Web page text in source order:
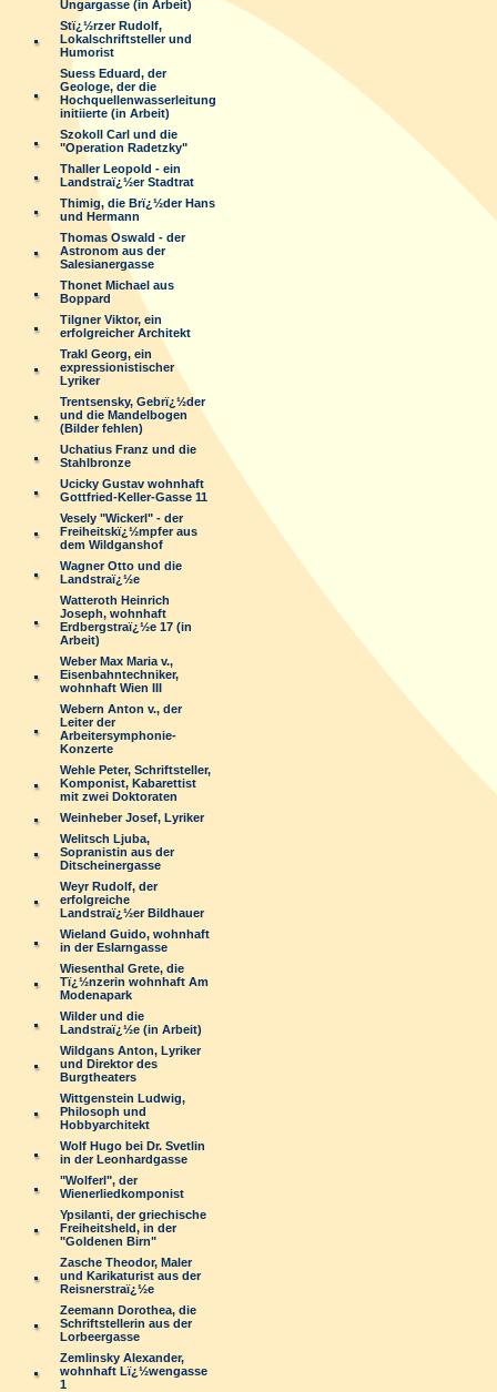
Ungargasse (in Arbeit)
Stï¿½rzer Rudolf,
Lokalschriftsteller und
Humorist
Suess Eduard, der
Geologe, der die
Hochquellenwasserleitung
initiierte (in Arbeit)
Szokoll Carl und die
"Operation Radetzky"
Thaller Leopold - ein
Landstraï¿½er Stadtrat
Thimig, die Brï¿½der Hans
und Hermann
Thomas Oswald - der
Astronom aus der
Salesianergasse
Thonet Michael aus
Boppard
Tilgner Viktor, ein
erfolgreicher Architekt
Trakl Georg, ein
expressionistischer
Lyriker
Trentsensky, Gebrï¿½der
und die Mandelbogen
(Bilder fehlen)
Uchatius Franz und die
Stahlbronze
Ucicky Gustav wohnhaft
Gottfried-Keller-Gasse 11
Vesely "Wickerl" - der
Freiheitskï¿½mpfer aus
dem Wildganshof
Wagner Otto und die
Landstraï¿½e
Watteroth Heinrich
Joseph, wohnhaft
Erdbergstraï¿½e 17 (in
Arbeit)
Weber Max Maria v.,
Eisenbahntechniker,
wohnhaft Wien III
Webern Anton v., der
Leiter der
Arbeitersymphonie-
Konzerte
Wehle Peter, Schriftsteller,
Komponist, Kabarettist
mit zwei Doktoraten
Weinheber Josef, Lyriker
Welitsch Ljuba,
Sopranistin aus der
Ditscheinergasse
Weyr Rudolf, der
erfolgreiche
Landstraï¿½er Bildhauer
Wieland Guido, wohnhaft
in der Eslarngasse
Wiesenthal Grete, die
Tï¿½nzerin wohnhaft Am
Modenapark
Wilder und die
Landstraï¿½e (in Arbeit)
Wildgans Anton, Lyriker
und Direktor des
Burgtheaters
Wittgenstein Ludwig,
Philosoph und
Hobbyarchitekt
Wolf Hugo bei Dr. Svetlin
in der Leonhardgasse
"Wolferl", der
Wienerliedkomponist
Ypsilanti, der griechische
Freiheitsheld, in der
"Goldenen Birn"
Zasche Theodor, Maler
und Karikaturist aus der
Reisnerstraï¿½e
Zeemann Dorothea, die
Schriftstellerin aus der
Lorbeergasse
Zemlinsky Alexander,
wohnhaft Lï¿½wengasse
1